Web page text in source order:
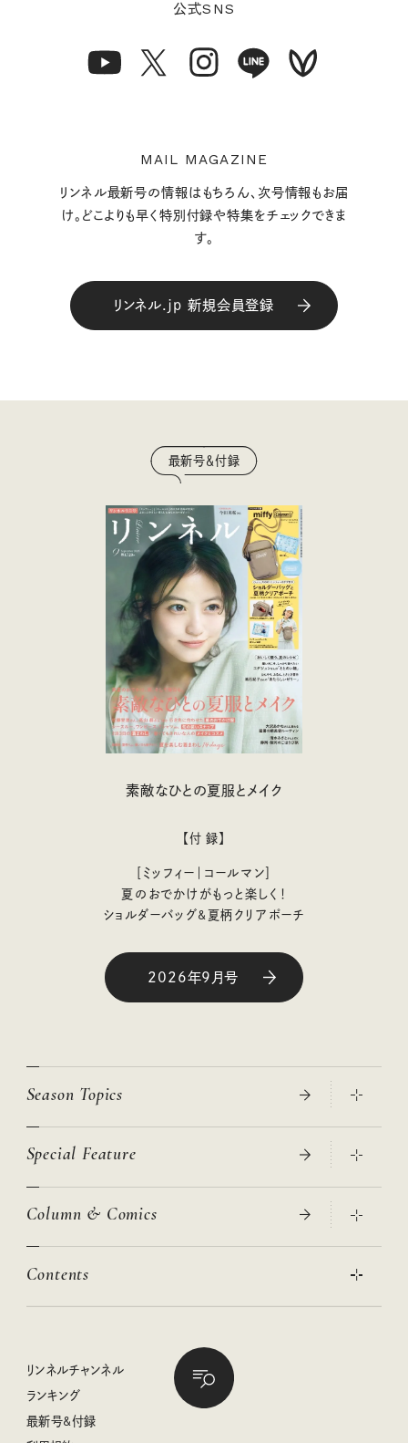
公式SNS
MAIL MAGAZINE
リンネル最新号の情報はもちろん、次号情報もお届
け。どこよりも早く特別付録や特集をチェックできま
す。
リンネル.jp 新規会員登録
最新号＆付録
素敵なひとの夏服とメイク
【付 録】
［ミッフィー｜コールマン］
夏のおでかけがもっと楽しく！
ショルダーバッグ&夏柄クリアポーチ
2026年9月号
Season Topics
真夏のひんやりグッズ 2026
ニトリ・イケア・無印良品で賢くおしゃれなインテリア
絶品、お餅レシピ大集合！
クラフトビール案内
母の日に贈りたい、お花モチーフのアイテム
Special Feature
2026年春夏 トレンドファッションニュース
女子旅おすすめスポット 暮らすように心地いいリンネル旅ガイ
私の住むまち、好きな場所。LOCAL LIFE REPORT
リンネル 暮らしの道具大賞
ナチュラルメイクレッスン
喜ばれる贈り物手帖
Column & Comics
ぐれいさん
空想喫茶トラノコクさんのあの店この店、喫茶訪問日記
Contents
リンネル暮らし部
リンネルチャンネル
おぱんつ君のわくわく楽しい一週間占い
リンネルチャンネル
ランキング
最新号&付録